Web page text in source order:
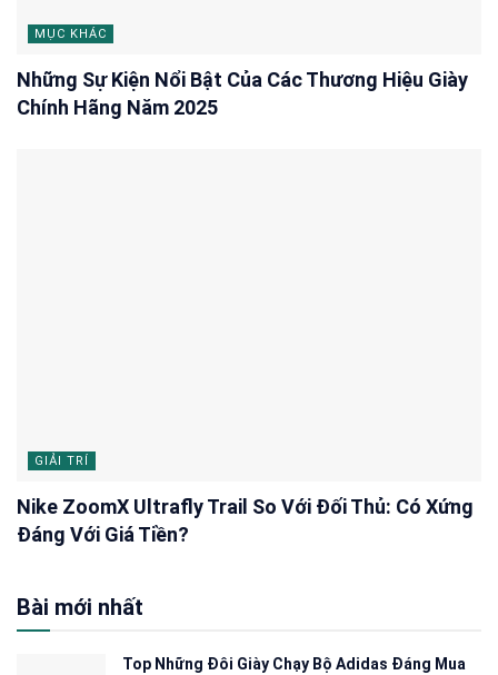
MỤC KHÁC
Những Sự Kiện Nổi Bật Của Các Thương Hiệu Giày
Chính Hãng Năm 2025
GIẢI TRÍ
Nike ZoomX Ultrafly Trail So Với Đối Thủ: Có Xứng
Đáng Với Giá Tiền?
Bài mới nhất
Top Những Đôi Giày Chạy Bộ Adidas Đáng Mua